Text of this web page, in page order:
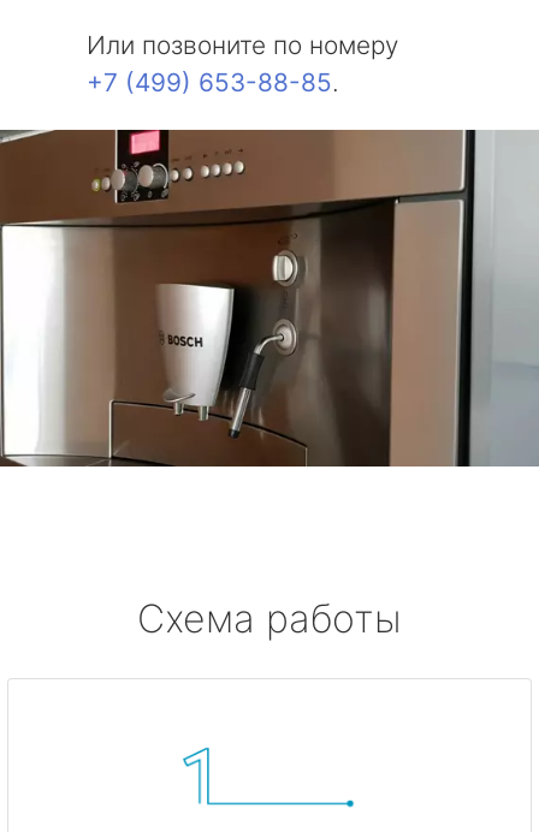
Или позвоните по номеру
+7 (499) 653-88-85.
Схема работы